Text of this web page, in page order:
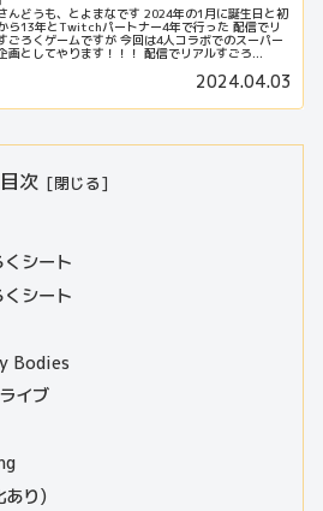
んどうも、とよまなです 2024年の1月に誕生日と初
ら13年とTwitchパートナー4年で行った 配信でリ
ごろくゲームですが 今回は4人コラボでのスーパー
画としてやります！！！ 配信でリアルすごろ...
2024.04.03
目次
シート
シート
Bodies
イブ
あり)